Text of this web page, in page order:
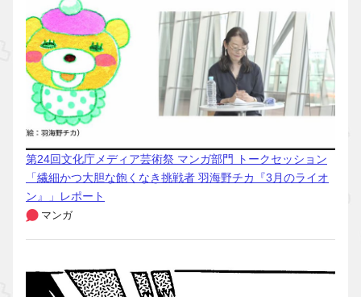
第24回文化庁メディア芸術祭 マンガ部門 トークセッション
「繊細かつ大胆な飽くなき挑戦者 羽海野チカ『3月のライオ
ン』」レポート
マンガ